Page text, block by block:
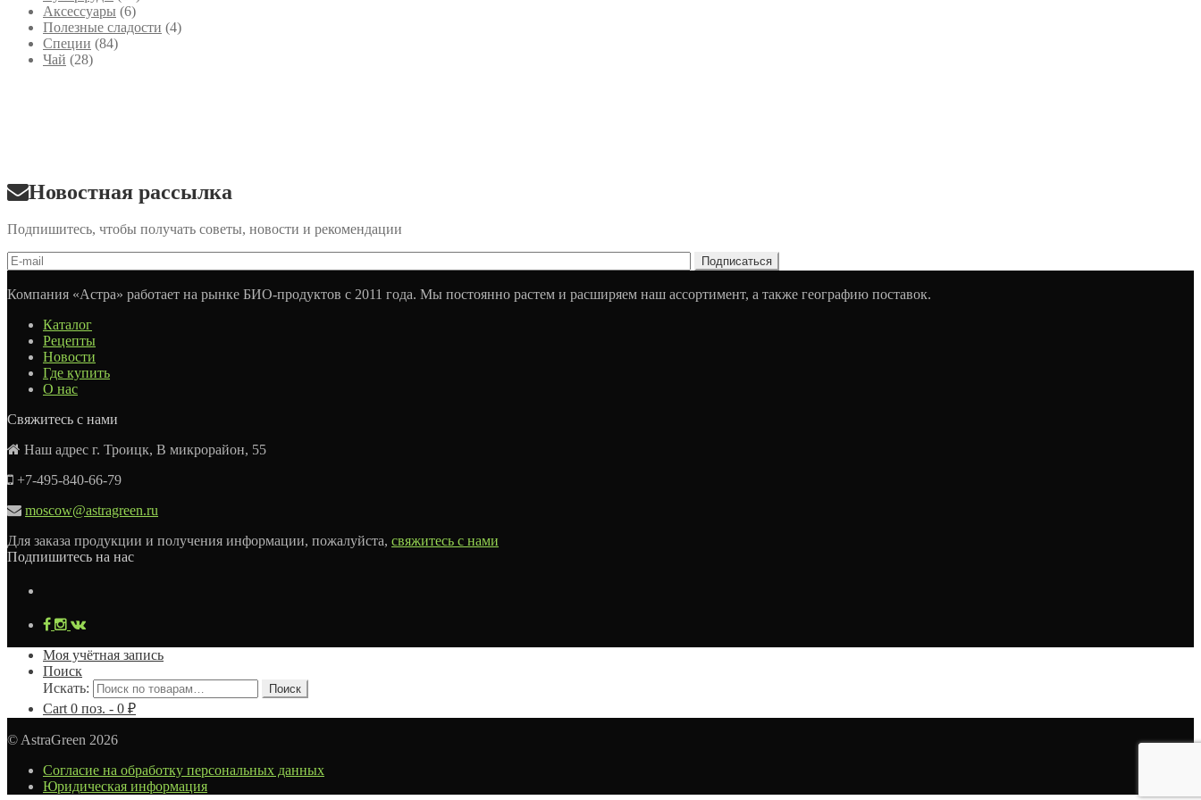
Аксессуары (6)
Полезные сладости (4)
Специи (84)
Чай (28)
Новостная рассылка
Подпишитесь, чтобы получать советы, новости и рекомендации
Компания «Астра» работает на рынке БИО-продуктов с 2011 года. Мы постоянно растем и расширяем наш ассортимент, а также географию поставок.
Каталог
Рецепты
Новости
Где купить
О нас
Свяжитесь с нами
Наш адрес г. Троицк, В микрорайон, 55
+7-495-840-66-79
moscow@astragreen.ru
Для заказа продукции и получения информации, пожалуйста, свяжитесь с нами
Подпишитесь на нас
Моя учётная запись
Поиск
Искать:
Поиск
Cart 0 поз. - 0 ₽
© AstraGreen 2026
Согласие на обработку персональных данных
Юридическая информация